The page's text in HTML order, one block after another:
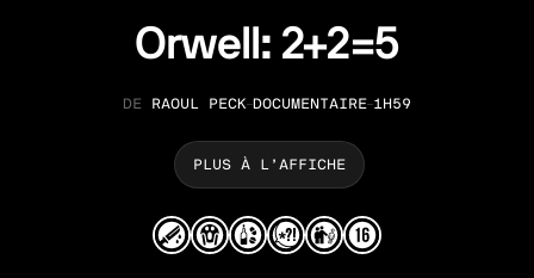
Orwell: 2+2=5
RÉALISATION
RAOUL PECK GENRE
DOCUMENTAIRE DURÉE
1H59
PLUS À L’AFFICHE